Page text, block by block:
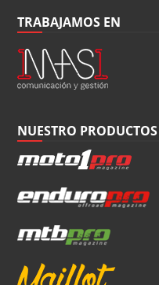
TRABAJAMOS EN
NUESTRO